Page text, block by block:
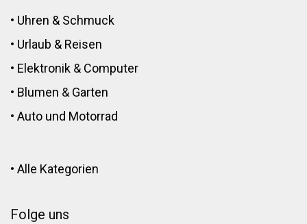
• Uhren & Schmuck
• Urlaub & Reisen
• Elektronik & Computer
• Blumen & Garten
• Auto und Motorrad
• Alle Kategorien
Folge uns